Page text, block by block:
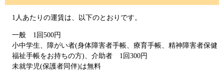
1人あたりの運賃は、以下のとおりです。
一般 1回500円
小中学生、障がい者(身体障害者手帳、療育手帳、精神障害者保健
福祉手帳をお持ちの方)、介助者 1回300円
未就学児(保護者同伴)は無料